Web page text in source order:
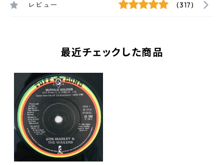
レビュー (317)
最近チェックした商品